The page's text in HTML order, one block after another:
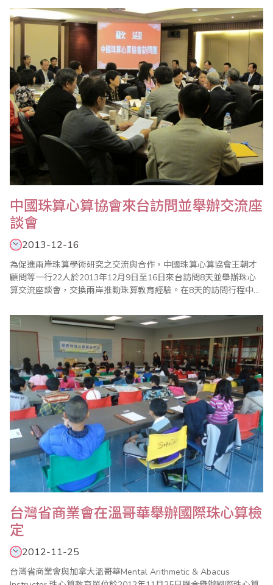
中國珠算心算協會來台訪問並舉辦交流座
談會
2013-12-16
為促進兩岸珠算學術研究之交流與合作，中國珠算心算協會王朝才
顧問等一行22人於2013年12月9日至16日來台訪問8天並舉辦珠心
算交流座談會，交換兩岸推動珠算教育經驗。在8天的訪問行程中，
單位外，也遊覽台灣北、中、南部等重點城市及景點，訪問團一行
對台灣的寶島風情、好山好水，以及朋友們的好客熱情都留下難忘
台灣省商業會在溫哥華舉辦國際珠心算檢
定
2012-11-25
台灣省商業會與加拿大溫哥華Mental Arithmetic & Abacus